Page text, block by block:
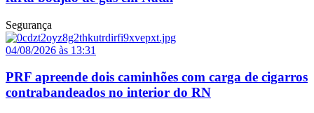
Segurança
04/08/2026 às 13:31
PRF apreende dois caminhões com carga de cigarros
contrabandeados no interior do RN